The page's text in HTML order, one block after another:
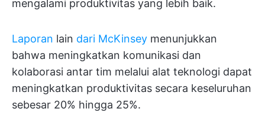
mengalami produktivitas yang lebih baik.
Laporan lain dari McKinsey menunjukkan
bahwa meningkatkan komunikasi dan
kolaborasi antar tim melalui alat teknologi dapat
meningkatkan produktivitas secara keseluruhan
sebesar 20% hingga 25%.